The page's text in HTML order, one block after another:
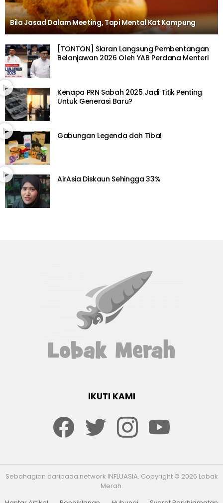
Bila Jasad Dalam Meeting, Tapi Mental Kat Kampung
[TONTON] Siaran Langsung Pembentangan
Belanjawan 2026 Oleh YAB Perdana Menteri
Kenapa PRN Sabah 2025 Jadi Titik Penting
Untuk Generasi Baru?
Gabungan Legenda dah Tiba!
AirAsia Diskaun Sehingga 33%
IKUTI KAMI
Sebahagian daripada network INFLUASIA. Copyright © 2026 Lobak
Merah.